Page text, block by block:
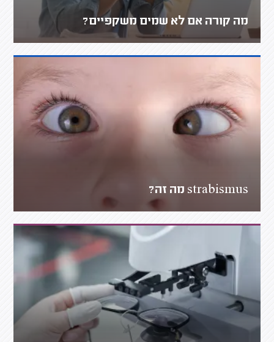
מה קורה אם לא שמים משקפיים?
strabismus מה זה?